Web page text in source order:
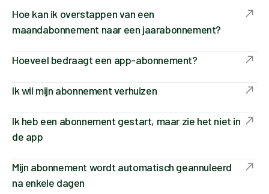
Hoe kan ik overstappen van een
maandabonnement naar een jaarabonnement?
Hoeveel bedraagt een app-abonnement?
Ik wil mijn abonnement verhuizen
Ik heb een abonnement gestart, maar zie het niet in
de app
Mijn abonnement wordt automatisch geannuleerd
na enkele dagen